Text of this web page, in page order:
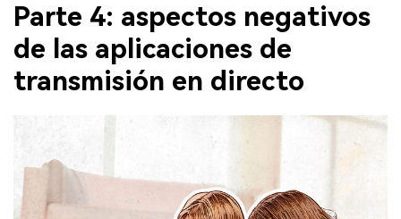
Parte 4: aspectos negativos
de las aplicaciones de
transmisión en directo